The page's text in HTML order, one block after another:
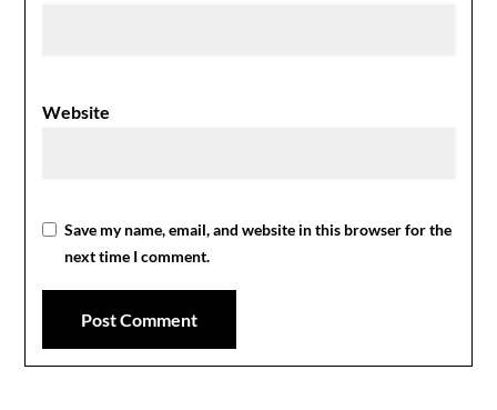
Website
Save my name, email, and website in this browser for the
next time I comment.